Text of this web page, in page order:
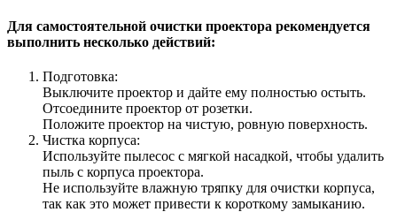
Для самостоятельной очистки проектора рекомендуется
выполнить несколько действий:
Подготовка:
Выключите проектор и дайте ему полностью остыть.
Отсоедините проектор от розетки.
Положите проектор на чистую, ровную поверхность.
Чистка корпуса:
Используйте пылесос с мягкой насадкой, чтобы удалить
пыль с корпуса проектора.
Не используйте влажную тряпку для очистки корпуса,
так как это может привести к короткому замыканию.